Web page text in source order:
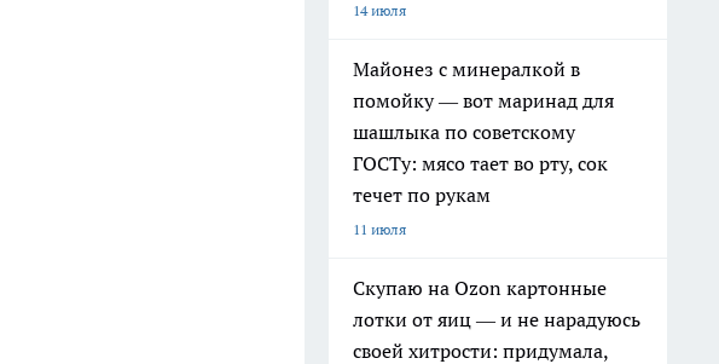
14 июля
Майонез с минералкой в
помойку — вот маринад для
шашлыка по советскому
ГОСТу: мясо тает во рту, сок
течет по рукам
11 июля
Скупаю на Ozon картонные
лотки от яиц — и не нарадуюсь
своей хитрости: придумала,